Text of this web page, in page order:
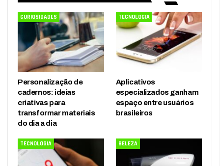
CURIOSIDADES
Personalização de
cadernos: ideias
criativas para
transformar materiais
do dia a dia
TECNOLOGIA
Aplicativos
especializados ganham
espaço entre usuários
brasileiros
TECNOLOGIA BELEZA